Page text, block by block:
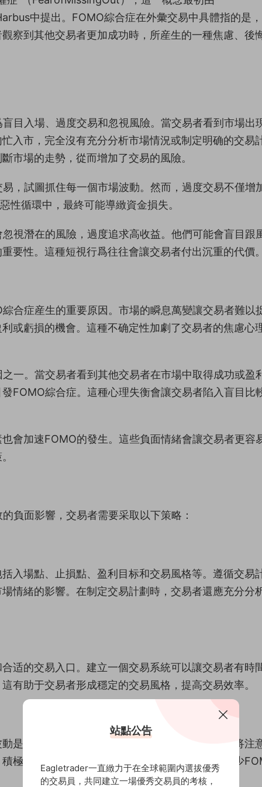
中提出。FOMO綜合症在外彙交易中具體指的是
察到其他交易者更加成功時，所産生的一種焦慮、後
目入場、過度交易和忽視風險。當交易者看到市場出
入市，完全沒有充分分析市場情況或制定明确的交易
市場的走勢，從而增加了交易的風險。
，試圖抓住每一個市場波動。然而，過度交易不僅增
性循環中，最終可能導緻資金損失。
視潛在的風險，過度追求高收益。他們可能會盲目跟
要性。這種短視行爲往往會讓交易者付出沉重的代價。
合症産生的重要原因。市場的瞬息萬變讓交易者難以
或虧損的機會。這種不确定性加劇了交易者的焦慮心
一。當交易者看到其他交易者在市場中取得成功或盈
FOMO綜合症。這種心理失衡會讓交易者陷入盲目比
會加速FOMO的發生。這些負面情緒會讓交易者更容
負面影響，交易者需要采取以下策略：
入場點、止損點、盈利目标和交易風格等。遵循交易
情緒的影響。在制定交易計劃時，交易者還應充分分
适的交易入口。建立一個交易系統可以讓交易者有時
有助于交易者形成穩定的交易風格，提高交易效率。
是常态，不要爲過去的交易失敗而哀歎。同時，将注
極的心态有助于交易者更好地應對市場挑戰，減少
站點公告
Eagletrader一直緻力于在全球範圍内選拔優秀
的交易員，共同建立一場優秀交易員的考核，